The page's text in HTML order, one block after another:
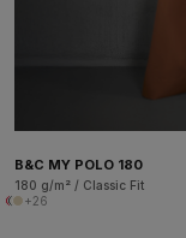
B&C MY POLO 180
180 g/m² / Classic Fit
+26